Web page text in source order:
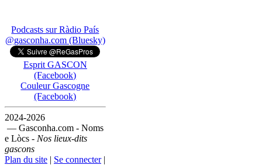
Podcasts sur Ràdio País
@gasconha.com (Bluesky)
Esprit GASCON
(Facebook)
Couleur Gascogne
(Facebook)
2024-2026
— Gasconha.com - Noms
e Lòcs - Nos lieux-dits
gascons
Plan du site | Se connecter|